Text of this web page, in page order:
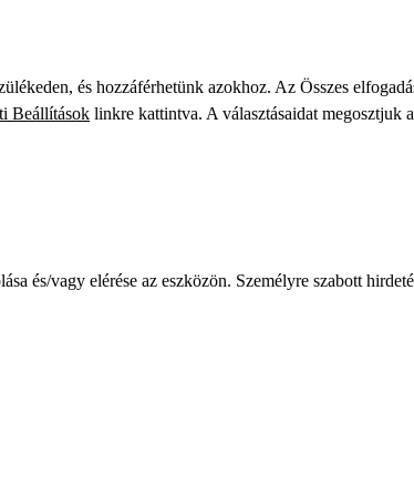
és hozzáférhetünk azokhoz. Az Összes
Beállítások linkre kattintva. A választásaidat megosztjuk
és/vagy elérése az eszközön. Személyre szabott